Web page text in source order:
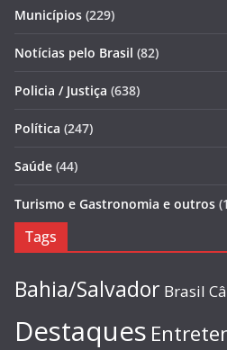
Municípios (229)
Notícias pelo Brasil (82)
Policia / Justiça (638)
Política (247)
Saúde (44)
Turismo e Gastronomia e outros
Tags
Bahia/Salvador Brasil
Destaques